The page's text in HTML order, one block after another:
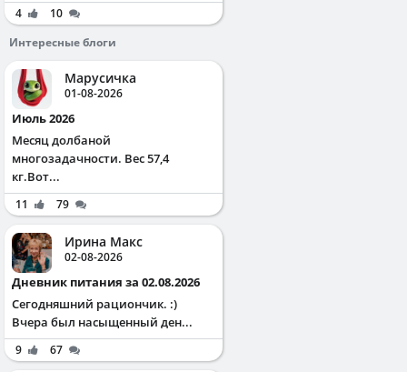
4
10
Интересные блоги
Марусичка
01-08-2026
Июль 2026
Месяц долбаной
многозадачности. Вес 57,4
кг.Вот...
11 79
Ирина Макс
02-08-2026
Дневник питания за 02.08.2026
Сегодняшний рациончик. :)
Вчера был насыщенный ден...
9 67